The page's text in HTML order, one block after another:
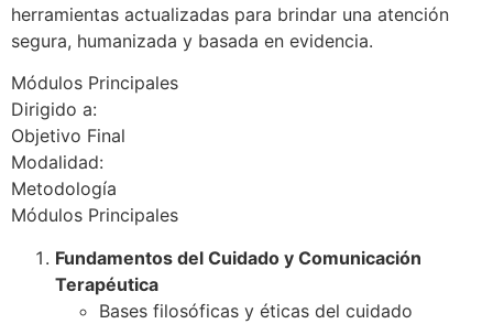
herramientas actualizadas para brindar una atención
segura, humanizada y basada en evidencia.
Módulos Principales
Dirigido a:
Objetivo Final
Modalidad:
Metodología
Módulos Principales
Fundamentos del Cuidado y Comunicación
Terapéutica
Bases filosóficas y éticas del cuidado